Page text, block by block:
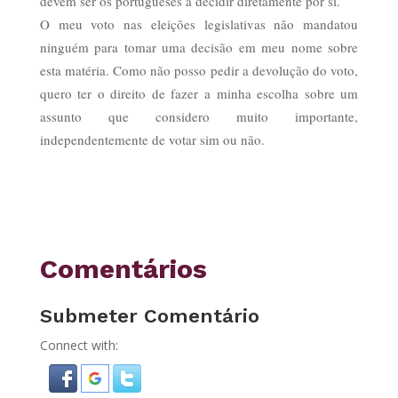
O meu voto nas eleições legislativas não mandatou
ninguém para tomar uma decisão em meu nome sobre
esta matéria. Como não posso pedir a devolução do voto,
quero ter o direito de fazer a minha escolha sobre um
assunto que considero muito importante,
independentemente de votar sim ou não.
Comentários
Submeter Comentário
Connect with: